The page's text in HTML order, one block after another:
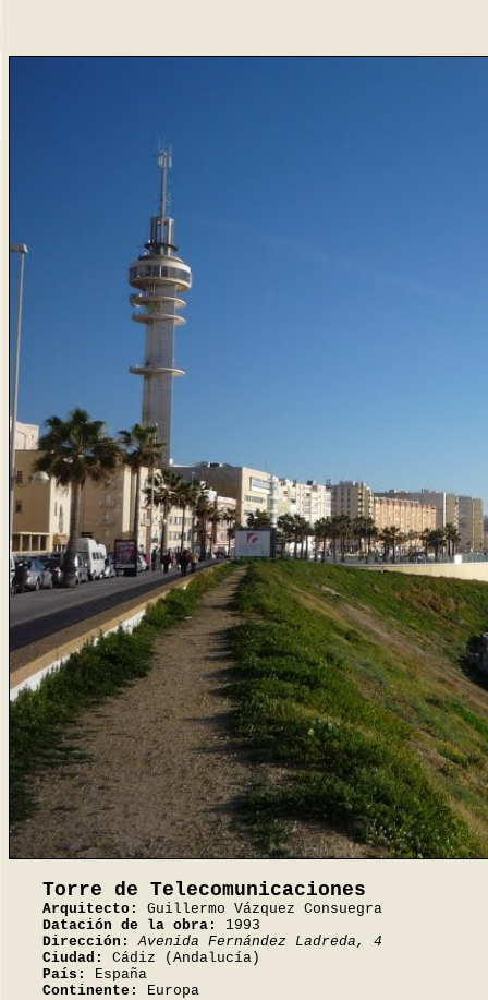
Torre de Telecomunicaciones
Arquitecto:
Guillermo Vázquez Consuegra
Datación de la obra:
1993
Dirección:
Avenida Fernández Ladreda, 4
Ciudad:
Cádiz (Andalucía)
País:
España
Continente:
Europa